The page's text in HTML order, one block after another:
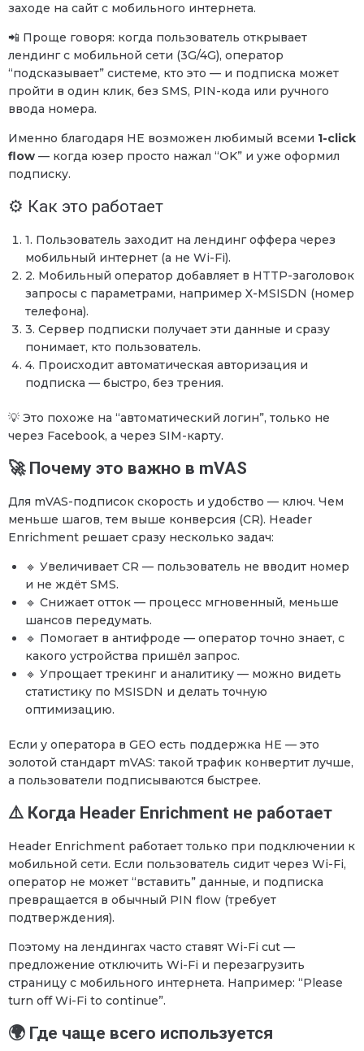
заходе на сайт с мобильного интернета.
📲 Проще говоря: когда пользователь открывает
лендинг с мобильной сети (3G/4G), оператор
“подсказывает” системе, кто это — и подписка может
пройти в один клик, без SMS, PIN-кода или ручного
ввода номера.
Именно благодаря HE возможен любимый всеми 1-click
flow — когда юзер просто нажал “OK” и уже оформил
подписку.
⚙️ Как это работает
1. Пользователь заходит на лендинг оффера через
мобильный интернет (а не Wi-Fi).
2. Мобильный оператор добавляет в HTTP-заголовок
запросы с параметрами, например X-MSISDN (номер
телефона).
3. Сервер подписки получает эти данные и сразу
понимает, кто пользователь.
4. Происходит автоматическая авторизация и
подписка — быстро, без трения.
💡 Это похоже на “автоматический логин”, только не
через Facebook, а через SIM-карту.
🚀 Почему это важно в mVAS
Для mVAS-подписок скорость и удобство — ключ. Чем
меньше шагов, тем выше конверсия (CR). Header
Enrichment решает сразу несколько задач:
🔹 Увеличивает CR — пользователь не вводит номер
и не ждёт SMS.
🔹 Снижает отток — процесс мгновенный, меньше
шансов передумать.
🔹 Помогает в антифроде — оператор точно знает, с
какого устройства пришёл запрос.
🔹 Упрощает трекинг и аналитику — можно видеть
статистику по MSISDN и делать точную
оптимизацию.
Если у оператора в GEO есть поддержка HE — это
золотой стандарт mVAS: такой трафик конвертит лучше,
а пользователи подписываются быстрее.
⚠️ Когда Header Enrichment не работает
Header Enrichment работает только при подключении к
мобильной сети. Если пользователь сидит через Wi-Fi,
оператор не может “вставить” данные, и подписка
превращается в обычный PIN flow (требует
подтверждения).
Поэтому на лендингах часто ставят Wi-Fi cut —
предложение отключить Wi-Fi и перезагрузить
страницу с мобильного интернета. Например: “Please
turn off Wi-Fi to continue”.
🌍 Где чаще всего используется